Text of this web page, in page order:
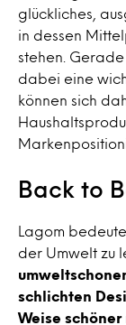
glückliches,
in dessen
stehen.
dabei eine
können sich
Back to
Lagom
der Umwelt zu
schlichten
Weise